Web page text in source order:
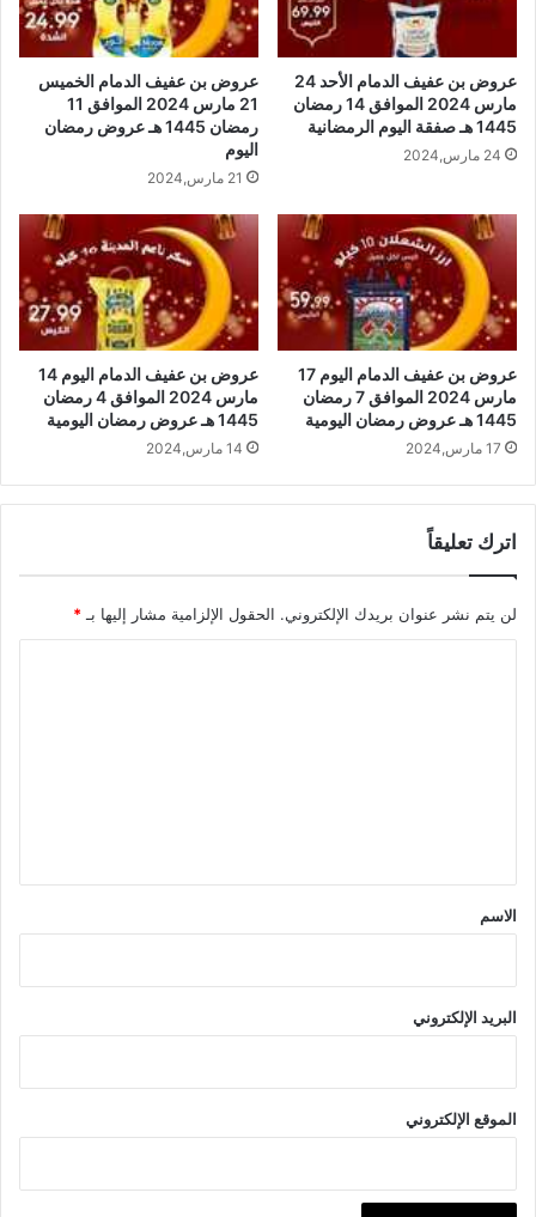
عروض بن عفيف الدمام الأحد 24
مارس 2024 الموافق 14 رمضان
1445 هـ صفقة اليوم الرمضانية
24 مارس,2024
عروض بن عفيف الدمام الخميس
21 مارس 2024 الموافق 11
رمضان 1445 هـ عروض رمضان
اليوم
21 مارس,2024
عروض بن عفيف الدمام اليوم 17
مارس 2024 الموافق 7 رمضان
1445 هـ عروض رمضان اليومية
17 مارس,2024
عروض بن عفيف الدمام اليوم 14
مارس 2024 الموافق 4 رمضان
1445 هـ عروض رمضان اليومية
14 مارس,2024
اترك تعليقاً
لن يتم نشر عنوان بريدك الإلكتروني. الحقول الإلزامية مشار إليها بـ *
*
الاسم
البريد الإلكتروني
الموقع الإلكتروني